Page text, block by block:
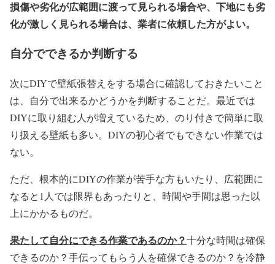
損傷や劣化が広範囲に渡って見られる場合や、下地にも劣
化が激しく見られる場合は、業者に依頼した方がよい。
自分でできるか判断する
次にDIYで壁紙張替えをする場合に確認しておきたいこと
は、自分で出来るかどうかを判断することだ。最近では
DIYに取り組む人が増えているため、のり付きで簡単に取
り扱える壁紙も多い。DIYの初心者でもできない作業では
ない。
ただ、根本的にDIYの作業が苦手な方もいたり、広範囲に
なると1人では限界もあったりと、時間や手間は思った以
上にかかるものだ。
果たして自分にできる作業であるのか？十分な時間は確保
できるのか？手伝ってもらう人を確保できるのか？を冷静